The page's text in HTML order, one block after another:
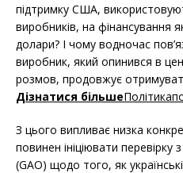
підтримку США,
виробників, на фінансування
долари? І чому водночас
виробник, який опинився в
розмов, продовжує
Дізнатися більшеПолітика
З цього випливає низка
повинен ініціювати
(GAO) щодо того, як